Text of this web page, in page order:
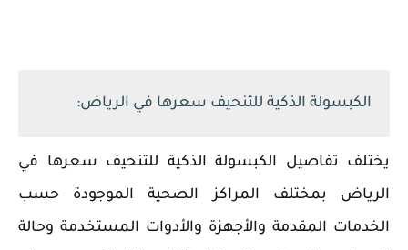
الكبسولة الذكية للتنحيف سعرها في الرياض:
يختلف تفاصيل الكبسولة الذكية للتنحيف سعرها في
الرياض بمختلف المراكز الصحية الموجودة حسب
الخدمات المقدمة والأجهزة والأدوات المستخدمة وحالة